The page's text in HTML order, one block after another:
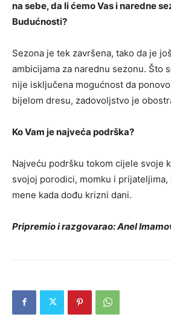
na sebe, da li ćemo Vas i naredne
Budućnosti?
Sezona je tek završena, tako da je
ambicijama za narednu sezonu. Što
nije isključena mogućnost da
bijelom dresu, zadovoljstvo je
Ko Vam je najveća podrška?
Najveću podršku tokom cijele svoje
svojoj porodici, momku i
mene kada dođu krizni dani.
Pripremio i razgovarao: Anel